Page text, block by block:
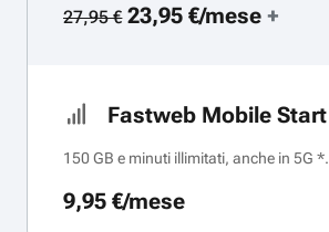
27,95 €23,95 €/mese+
Fastweb Mobile Start
150 GB e minuti illimitati, anche in 5G *.
9,95 €/mese